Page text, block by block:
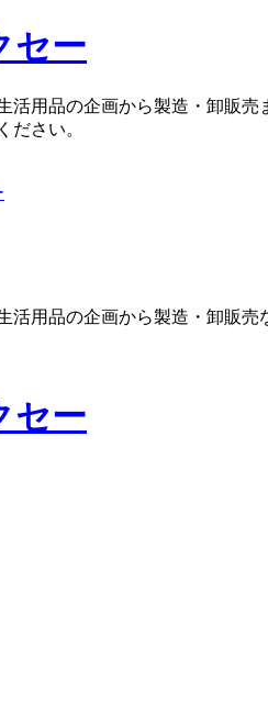
活用品の企画から製造・卸販売
ださい。
活用品の企画から製造・卸販売